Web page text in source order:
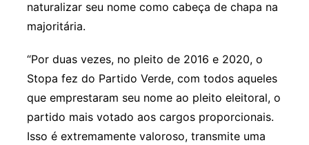
naturalizar seu nome como cabeça de chapa na
majoritária.
“Por duas vezes, no pleito de 2016 e 2020, o
Stopa fez do Partido Verde, com todos aqueles
que emprestaram seu nome ao pleito eleitoral, o
partido mais votado aos cargos proporcionais.
Isso é extremamente valoroso, transmite uma